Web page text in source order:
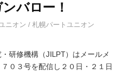
バロー！
ニオン / 札幌パートユニオン
研修機構（JILPT）はメールメ
０３号を配信し２０日・２１日